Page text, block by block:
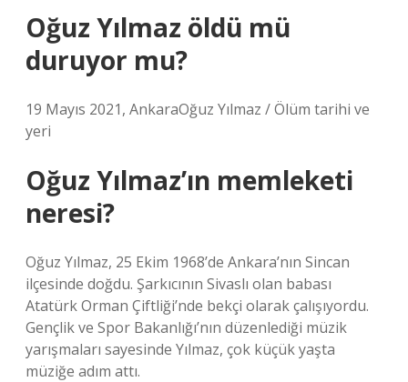
Oğuz Yılmaz öldü mü
duruyor mu?
19 Mayıs 2021, AnkaraOğuz Yılmaz / Ölüm tarihi ve
yeri
Oğuz Yılmaz’ın memleketi
neresi?
Oğuz Yılmaz, 25 Ekim 1968’de Ankara’nın Sincan
ilçesinde doğdu. Şarkıcının Sivaslı olan babası
Atatürk Orman Çiftliği’nde bekçi olarak çalışıyordu.
Gençlik ve Spor Bakanlığı’nın düzenlediği müzik
yarışmaları sayesinde Yılmaz, çok küçük yaşta
müziğe adım attı.